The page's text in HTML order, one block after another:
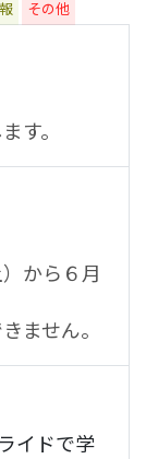
その他
す。
から６月
ません。
イドで学